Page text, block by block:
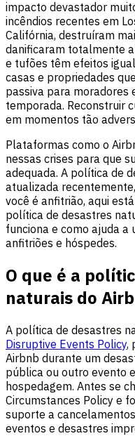
impacto devastador
incêndios recentes em
Califórnia, destruíram
danificaram totalmente
e tufões têm efeitos
casas e propriedades
passiva para moradores
temporada. Reconstruir
em momentos tão
Plataformas como o
nessas crises para que
adequada. A política de
atualizada
você é anfitrião, aqui
política de desastres
funciona e como ajuda a
anfitriões e hóspedes.
O que é a
naturais do
A política de desastres
Disruptive Events Policy,
Airbnb durante um
pública ou outro evento
hospedagem. Antes se
Circumstances Policy e
suporte a
eventos e desastres